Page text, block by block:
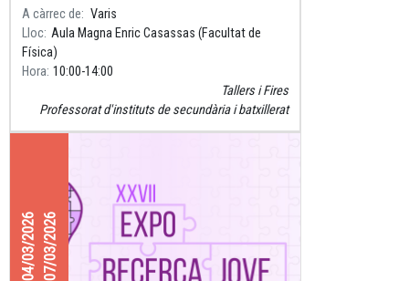
A càrrec de
Varis
Lloc Aula Magna Enric Casassas (Facultat de
Física)
Hora 10:00 14:00
Tallers i Fires
Professorat d'instituts de secundària i batxillerat
04/03/202607/03/2026